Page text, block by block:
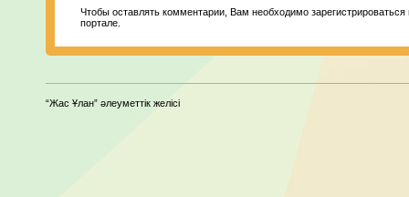
Чтобы оставлять комментарии, Вам необходимо зарегистрироваться
портале.
“Жас Ұлан” әлеуметтік желісі